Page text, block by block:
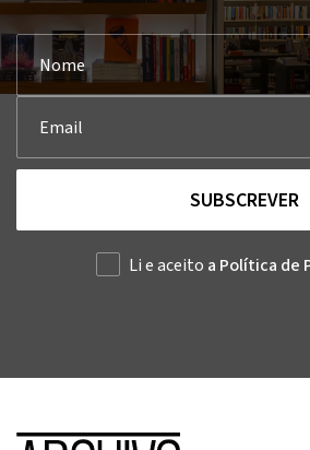
SUBSCREVER
Li e aceito a Política de